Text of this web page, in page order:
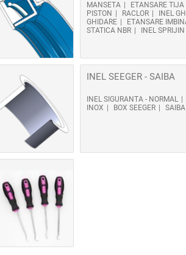
MANSETA ETANSARE TIJA
PISTON
RACLOR INEL
GHIDARE
ETANSARE
STATICA NBR
INEL
INEL SEEGER - SAIBA
INEL SIGURANTA - NORMAL
INOX
BOX SEEGER SAIBA